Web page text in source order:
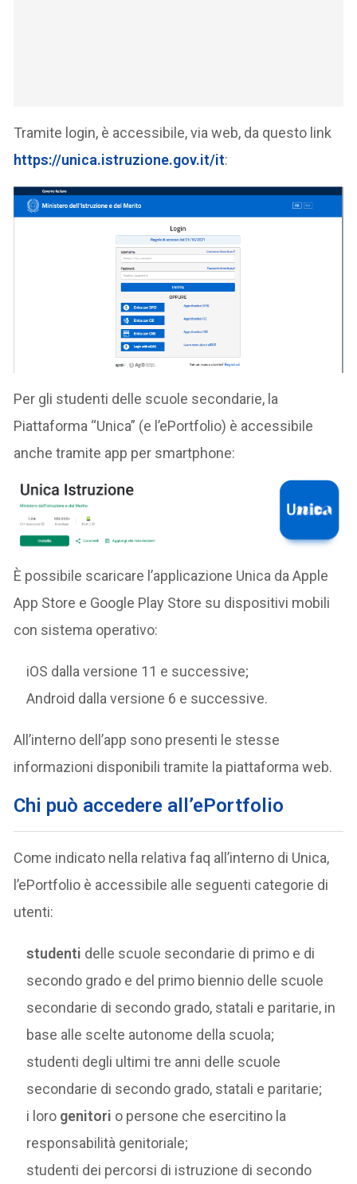
Tramite login, è accessibile, via web, da questo link
https://unica.istruzione.gov.it/it:
Per gli studenti delle scuole secondarie, la
Piattaforma “Unica” (e l’ePortfolio) è accessibile
anche tramite app per smartphone:
È possibile scaricare l’applicazione Unica da Apple
App Store e Google Play Store su dispositivi mobili
con sistema operativo:
iOS dalla versione 11 e successive;
Android dalla versione 6 e successive.
All’interno dell’app sono presenti le stesse
informazioni disponibili tramite la piattaforma web.
Chi può accedere all’ePortfolio
Come indicato nella relativa faq all’interno di Unica,
l’ePortfolio è accessibile alle seguenti categorie di
utenti:
studenti delle scuole secondarie di primo e di
secondo grado e del primo biennio delle scuole
secondarie di secondo grado, statali e paritarie, in
base alle scelte autonome della scuola;
studenti degli ultimi tre anni delle scuole
secondarie di secondo grado, statali e paritarie;
i loro genitori o persone che esercitino la
responsabilità genitoriale;
studenti dei percorsi di istruzione di secondo